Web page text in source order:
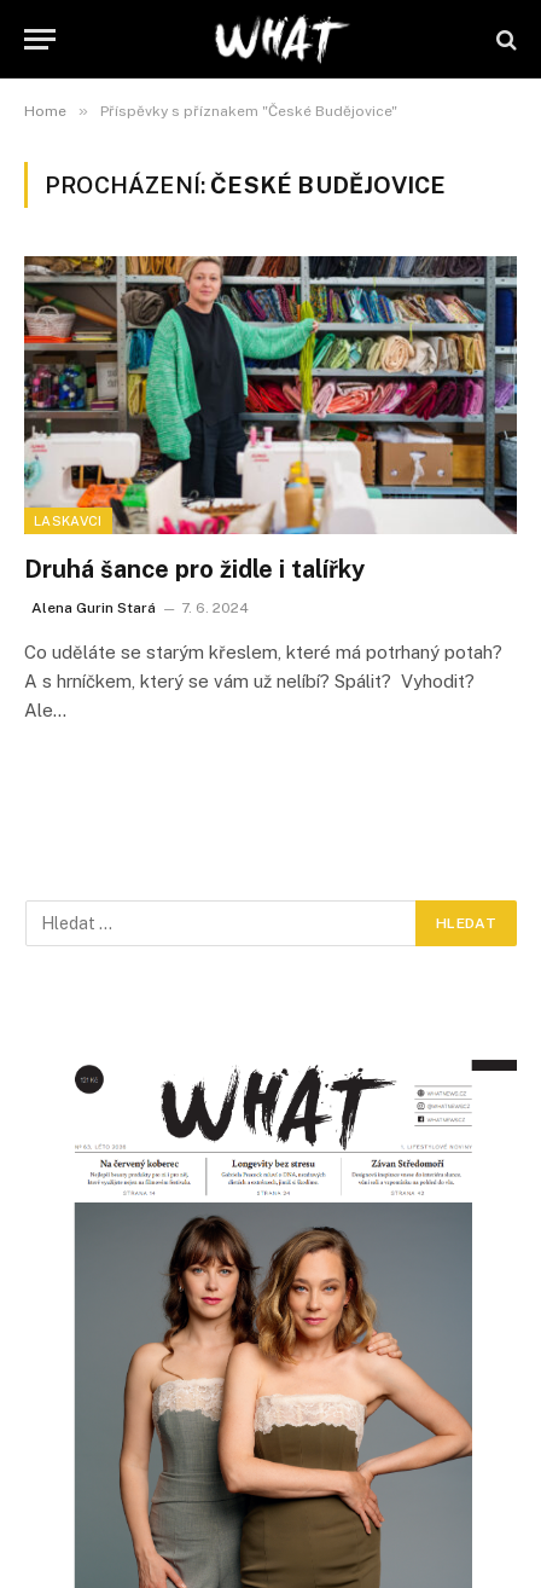
Home » Příspěvky s příznakem "České Budějovice"
PROCHÁZENÍ: ČESKÉ BUDĚJOVICE
LASKAVCI
Druhá šance pro židle i talířky
Alena Gurin Stará 7. 6. 2024
Co uděláte se starým křeslem, které má potrhaný potah?
A s hrníčkem, který se vám už nelíbí? Spálit? Vyhodit?
Ale…